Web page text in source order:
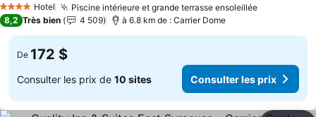
4 Étoiles Hotel Piscine intérieure et grande terrasse ensoleilléeConsulter
8,2 Très bien 4 509 à 6.8 km de : Carrier Dome
De 172 $
Consulter les prix de 10 sites Consulter les prix